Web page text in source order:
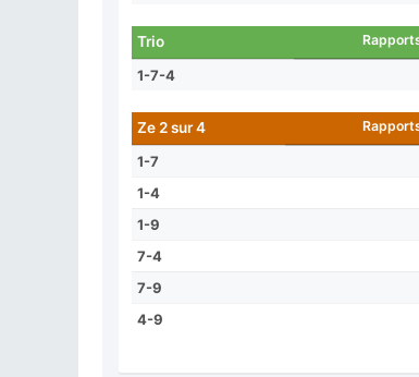
Trio
1-7-4
Ze 2 sur 4
1-7
1-4
1-9
7-4
7-9
4-9